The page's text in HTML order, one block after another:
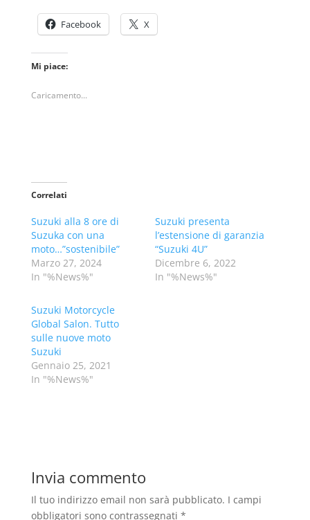
Facebook X
Mi piace:
Caricamento...
Correlati
Suzuki alla 8 ore di
Suzuka con una
moto…”sostenibile”
Marzo 27, 2024
In "%News%"
Suzuki presenta
l’estensione di garanzia
“Suzuki 4U”
Dicembre 6, 2022
In "%News%"
Suzuki Motorcycle
Global Salon. Tutto
sulle nuove moto
Suzuki
Gennaio 25, 2021
In "%News%"
Invia commento
Il tuo indirizzo email non sarà pubblicato. I campi
obbligatori sono contrassegnati *